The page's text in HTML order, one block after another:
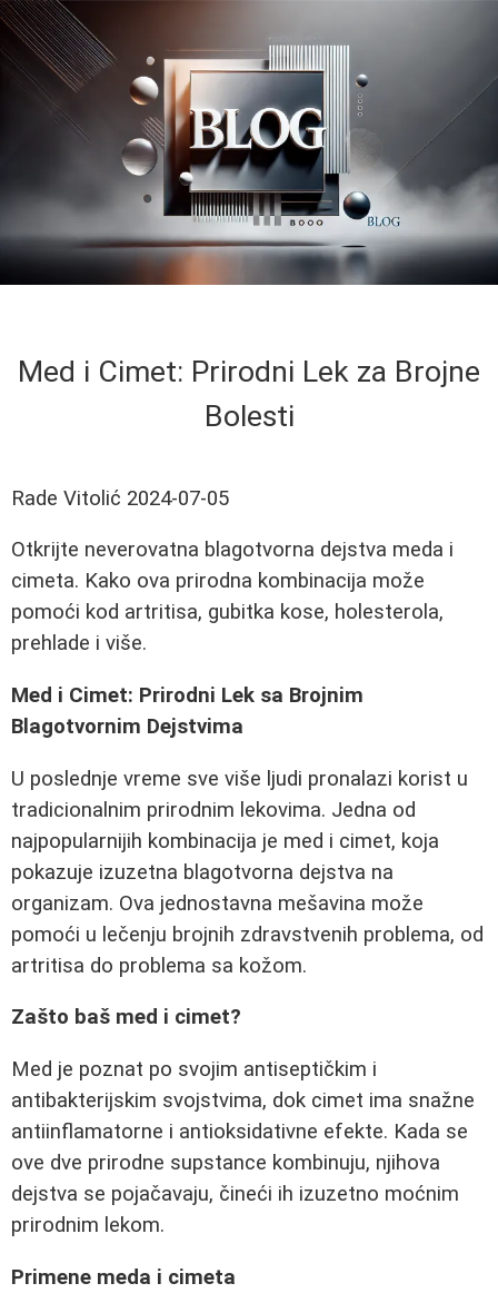
Med i Cimet: Prirodni Lek za Brojne
Bolesti
Rade Vitolić 2024-07-05
Otkrijte neverovatna blagotvorna dejstva meda i
cimeta. Kako ova prirodna kombinacija može
pomoći kod artritisa, gubitka kose, holesterola,
prehlade i više.
Med i Cimet: Prirodni Lek sa Brojnim
Blagotvornim Dejstvima
U poslednje vreme sve više ljudi pronalazi korist u
tradicionalnim prirodnim lekovima. Jedna od
najpopularnijih kombinacija je med i cimet, koja
pokazuje izuzetna blagotvorna dejstva na
organizam. Ova jednostavna mešavina može
pomoći u lečenju brojnih zdravstvenih problema, od
artritisa do problema sa kožom.
Zašto baš med i cimet?
Med je poznat po svojim antiseptičkim i
antibakterijskim svojstvima, dok cimet ima snažne
antiinflamatorne i antioksidativne efekte. Kada se
ove dve prirodne supstance kombinuju, njihova
dejstva se pojačavaju, čineći ih izuzetno moćnim
prirodnim lekom.
Primene meda i cimeta